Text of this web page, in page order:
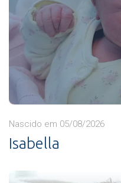
Nascido em 05/08/2026
Isabella